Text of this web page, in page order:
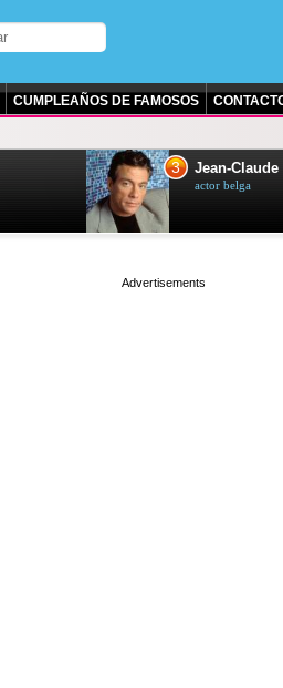
CUMPLEAÑOS DE FAMOSOS
3 Jean-Claude
actor belga